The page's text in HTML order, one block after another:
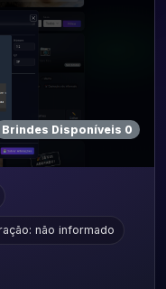
Brindes Disponíveis 0
não informado